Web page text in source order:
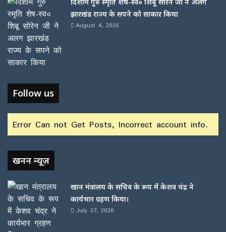
झारखंड राज्य के सपने को साकार किया
August 4, 2026
Follow us
Error Can not Get Posts, Incorrect account info.
खनन न्यूज़
खान मंत्रालय के सचिव के रूप में केशव चंद्र ने
कार्यभार ग्रहण किया।
July 27, 2026